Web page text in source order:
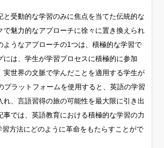
と受動的な学習のみに焦点を当てた伝統的な
で魅力的なアプローチに徐々に置き換えられ
ようなアプローチの1つは、積極的な学習で
には、学生が学習プロセスに積極的に参加
実世界の文脈で学んだことを適用する学生が
プラットフォームを使用すると、英語の学習
れ、言語習得の旅の可能性を最大限に引き出
事では、英語教育における積極的な学習の力
方法にどのように革命をもたらすことがで